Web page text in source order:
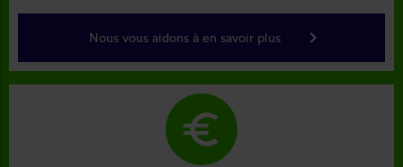
Nous vous aidons à en savoir plus keyboard_arrow_right
euro